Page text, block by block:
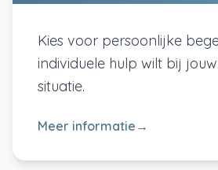
Kies voor persoonlijke
individuele hulp wilt bij
situatie.
Meer informatie →